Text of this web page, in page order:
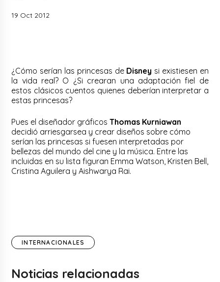
19 Oct 2012
¿Cómo serían las princesas de Disney si existiesen en
la vida real? O ¿Si crearan una adaptación fiel de
estos clásicos cuentos quienes deberían interpretar a
estas princesas?
Pues el diseñador gráficosThomas Kurniawan
decidió arriesgarsea y crear diseños sobre cómo
serían las princesas si fuesen interpretadas por
bellezas del mundo del cine y la música. Entre las
incluidas en su lista figuran Emma Watson, Kristen Bell,
Cristina Aguilera y Aishwarya Rai.
INTERNACIONALES
Noticias relacionadas